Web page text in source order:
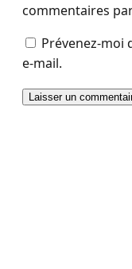
commentaires
Prévenez-moi
e-mail.